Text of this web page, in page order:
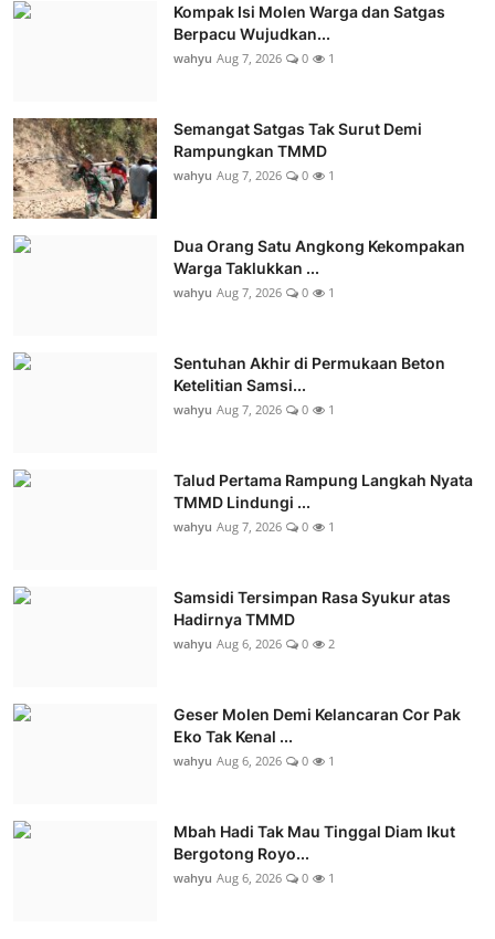
Kompak Isi Molen Warga dan Satgas
Berpacu Wujudkan...
wahyu Aug 7, 2026 0 1
Semangat Satgas Tak Surut Demi
Rampungkan TMMD
wahyu Aug 7, 2026 0 1
Dua Orang Satu Angkong Kekompakan
Warga Taklukkan ...
wahyu Aug 7, 2026 0 1
Sentuhan Akhir di Permukaan Beton
Ketelitian Samsi...
wahyu Aug 7, 2026 0 1
Talud Pertama Rampung Langkah Nyata
TMMD Lindungi ...
wahyu Aug 7, 2026 0 1
Samsidi Tersimpan Rasa Syukur atas
Hadirnya TMMD
wahyu Aug 6, 2026 0 2
Geser Molen Demi Kelancaran Cor Pak
Eko Tak Kenal ...
wahyu Aug 6, 2026 0 1
Mbah Hadi Tak Mau Tinggal Diam Ikut
Bergotong Royo...
wahyu Aug 6, 2026 0 1